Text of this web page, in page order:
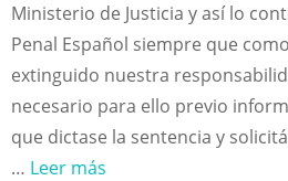
Ministerio de Justicia y así lo
Penal Español siempre que
extinguido nuestra
necesario para ello previo
que dictase la sentencia y
… Leer más